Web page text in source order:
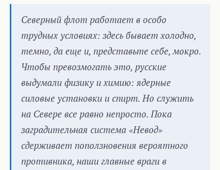
Северный флот работает в особо
трудных условиях: здесь бывает холодно,
темно, да еще и, представьте себе, мокро.
Чтобы превозмогать это, русские
выдумали физику и химию: ядерные
силовые установки и спирт. Но служить
на Севере все равно непросто. Пока
заградительная система «Невод»
сдерживает поползновения вероятного
противника, наши главные враги в